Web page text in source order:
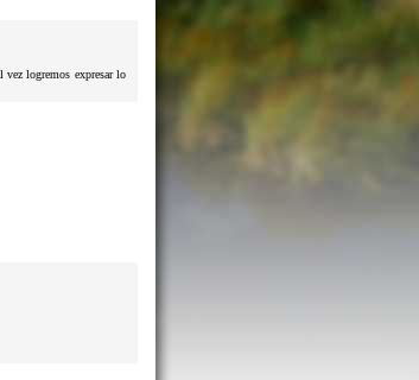
vez logremos expresar lo